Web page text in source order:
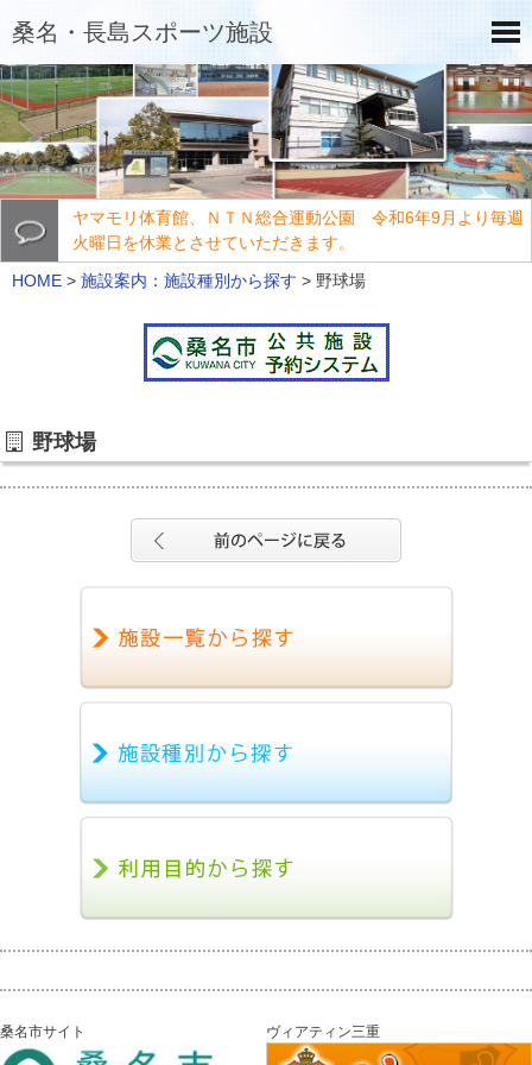
桑名・長島スポーツ施設
ヤマモリ体育館、ＮＴＮ総合運動公園 令和6年9月より毎週
火曜日を休業とさせていただきます。
HOME > 施設案内：施設種別から探す > 野球場
野球場
桑名市サイト ヴィアティン三重